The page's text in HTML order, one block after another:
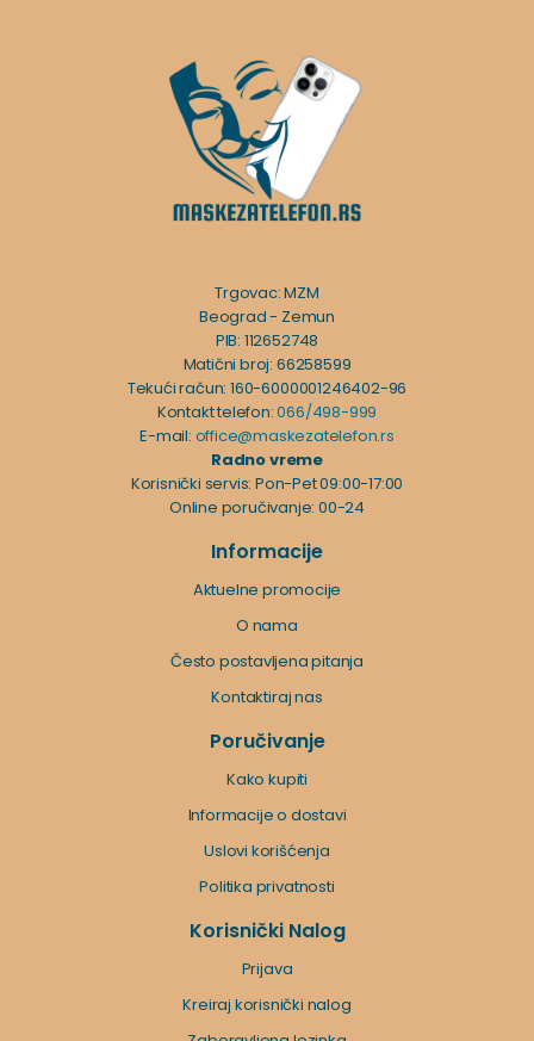
Trgovac: MZM
Beograd - Zemun
PIB: 112652748
Matični broj: 66258599
Tekući račun: 160-6000001246402-96
Kontakt telefon:066/498-999
E-mail: office@maskezatelefon.rs
Radno vreme
Korisnički servis: Pon-Pet 09:00-17:00
Online poručivanje: 00-24
Informacije
Aktuelne promocije
O nama
Često postavljena pitanja
Kontaktiraj nas
Poručivanje
Kako kupiti
Informacije o dostavi
Uslovi korišćenja
Politika privatnosti
Korisnički Nalog
Prijava
Kreiraj korisnički nalog